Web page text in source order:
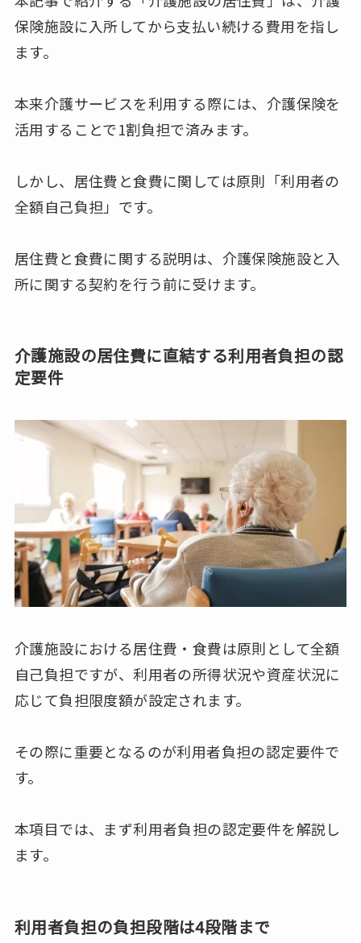
保険施設に入所してから支払い続ける費用を指し
ます。
本来介護サービスを利用する際には、介護保険を
活用することで1割負担で済みます。
しかし、居住費と食費に関しては原則「利用者の
全額自己負担」です。
居住費と食費に関する説明は、介護保険施設と入
所に関する契約を行う前に受けます。
介護施設の居住費に直結する利用者負担の認
定要件
介護施設における居住費・食費は原則として全額
自己負担ですが、利用者の所得状況や資産状況に
応じて負担限度額が設定されます。
その際に重要となるのが利用者負担の認定要件で
す。
本項目では、まず利用者負担の認定要件を解説し
ます。
利用者負担の負担段階は4段階まで